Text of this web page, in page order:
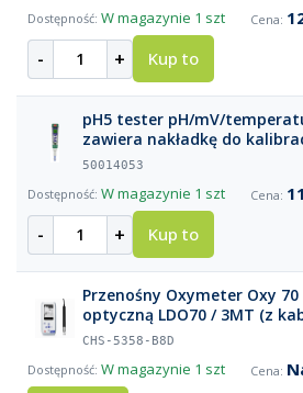
W magazynie 1 szt
- + Kup to
pH5 tester pH/mV/temperatura -
zawiera nakładkę do
AAA
50014053
W magazynie 1 szt
- + Kup to
Przenośny Oxymeter Oxy 70
optyczną LDO70 / 3MT (z
akcesoriami
CHS-5358-B8D
W magazynie 1 szt